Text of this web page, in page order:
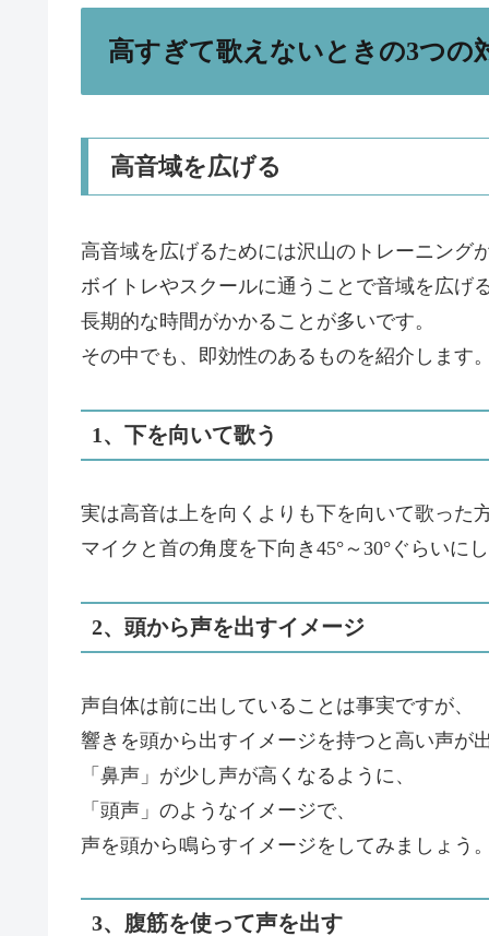
高すぎて歌えないときの3つの
高音域を広げる
高音域を広げるためには沢山のトレーニング
ボイトレやスクールに通うことで音域を広げ
長期的な時間がかかることが多いです。
その中でも、即効性のあるものを紹介します。
1、下を向いて歌う
実は高音は上を向くよりも下を向いて歌った
マイクと首の角度を下向き45°～30°ぐらいに
2、頭から声を出すイメージ
声自体は前に出していることは事実ですが、
響きを頭から出すイメージを持つと高い声が
「鼻声」が少し声が高くなるように、
「頭声」のようなイメージで、
声を頭から鳴らすイメージをしてみましょう。
3、腹筋を使って声を出す